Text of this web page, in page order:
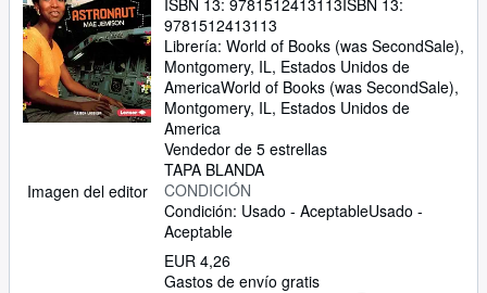
Imagen del editor
ISBN 13: 9781512413113ISBN 13:
9781512413113
Librería: World of Books (was SecondSale),
Montgomery, IL, Estados Unidos de
AmericaWorld of Books (was SecondSale),
Montgomery, IL, Estados Unidos de
America
Vendedor de 5 estrellas
TAPA BLANDA
CONDICIÓN
Condición: Usado - AceptableUsado -
Aceptable
EUR 4,26
Gastos de envío gratis